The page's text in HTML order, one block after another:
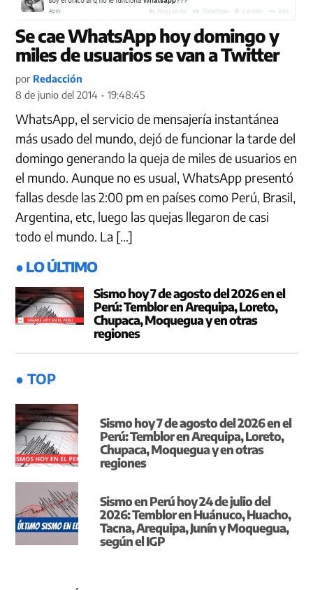
Se cae WhatsApp hoy domingo y
miles de usuarios se van a Twitter
por Redacción
8 de junio del 2014 - 19:48:45
WhatsApp, el servicio de mensajería instantánea
más usado del mundo, dejó de funcionar la tarde del
domingo generando la queja de miles de usuarios en
el mundo. Aunque no es usual, WhatsApp presentó
fallas desde las 2:00 pm en países como Perú, Brasil,
Argentina, etc, luego las quejas llegaron de casi
todo el mundo. La […]
● LO ÚLTIMO
Sismo hoy 7 de agosto del 2026 en el
Perú: Temblor en Arequipa, Loreto,
Chupaca, Moquegua y en otras
regiones
● TOP
Sismo hoy 7 de agosto del 2026 en el
Perú: Temblor en Arequipa, Loreto,
Chupaca, Moquegua y en otras
regiones
Sismo en Perú hoy 24 de julio del
2026: Temblor en Huánuco, Huacho,
Tacna, Arequipa, Junín y Moquegua,
según el IGP